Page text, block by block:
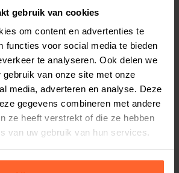
gebruik van cookies
om content en advertenties te
functies voor social media te bieden
te analyseren. Ook delen we
gebruik van onze site met onze
media, adverteren en analyse. Deze
gegevens combineren met andere
ze heeft verstrekt of die ze hebben
van uw gebruik van hun services.
en gezonde vitamines voor
de weerstand, een betere
schitterend glimmende
toevoegingen van kleur,
en conserveringsmiddelen.
of gewoon als
vis meeneemt in de
in:(2 weken)
Elke
Elke
6 weken
Elke
10 weken
Elke
12 weken